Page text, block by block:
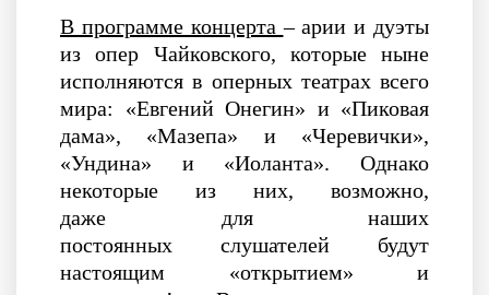
В программе концерта– арии и дуэты
из опер Чайковского, которые ныне
исполняются в оперных театрах всего
мира: «Евгений Онегин» и «Пиковая
дама», «Мазепа» и «Черевички»,
«Ундина» и «Иоланта». Однако
некоторые из них, возможно,
даже для наших
постоянных слушателей будут
настоящим «открытием» и